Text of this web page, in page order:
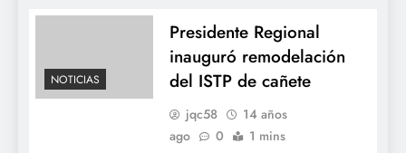
NOTICIAS
Presidente Regional
inauguró remodelación
del ISTP de cañete
jqc58
14 años
ago
0 1 mins